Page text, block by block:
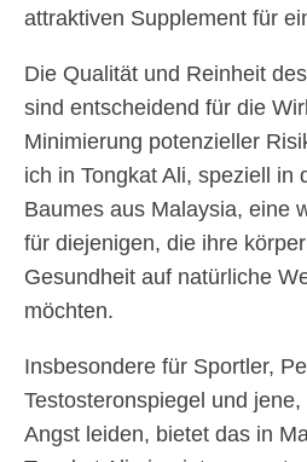
attraktiven Supplement für
Die Qualität und Reinheit
sind entscheidend für die
Minimierung potenzieller
ich in Tongkat Ali, speziell in
Baumes aus Malaysia, eine
für diejenigen, die ihre
Gesundheit auf natürliche
möchten.
Insbesondere für Sportler,
Testosteronspiegel und
Angst leiden, bietet das in